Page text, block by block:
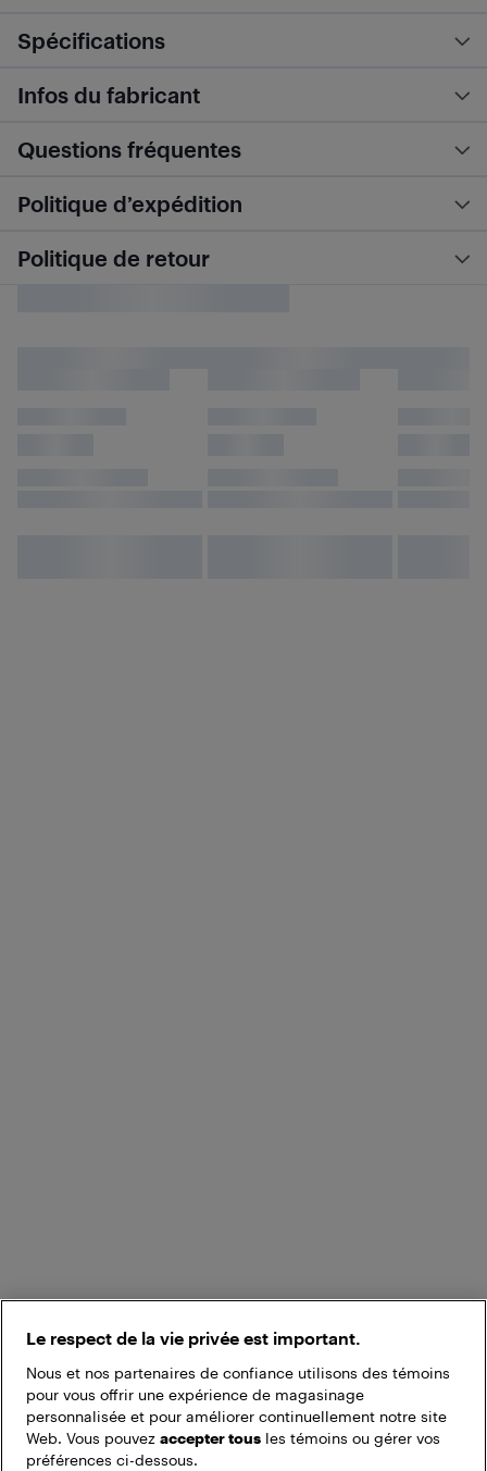
Spécifications
Infos du fabricant
Questions fréquentes
Politique d’expédition
Politique de retour
Le respect de la vie privée est important.
Nous et nos partenaires de confiance utilisons des témoins
pour vous offrir une expérience de magasinage
personnalisée et pour améliorer continuellement notre site
Web. Vous pouvez accepter tous les témoins ou gérer vos
préférences ci-dessous.